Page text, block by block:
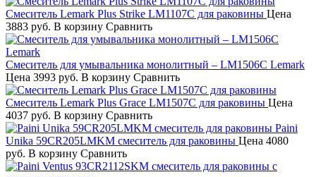
Смеситель Lemark Plus Strike LM1107C для раковины Цена
3883 руб. В корзину Сравнить
Смеситель для умывальника монолитный – LM1506C Lemark
Цена 3993 руб. В корзину Сравнить
Смеситель Lemark Plus Grace LM1507C для раковины Цена
4037 руб. В корзину Сравнить
Paini
Unika 59CR205LMKM смеситель для раковины Цена 4080
руб. В корзину Сравнить